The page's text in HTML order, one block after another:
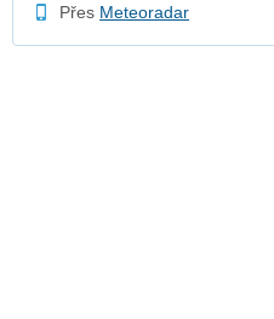
Přes Meteoradar